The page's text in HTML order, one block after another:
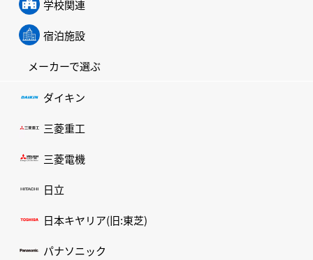
学校関連
宿泊施設
メーカーで選ぶ
ダイキン
三菱重工
三菱電機
日立
日本キヤリア(旧:東芝)
パナソニック